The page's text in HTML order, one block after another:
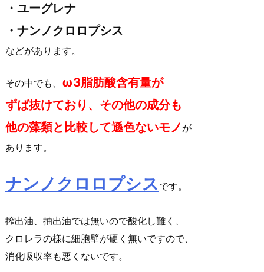
・ユーグレナ
・ナンノクロロプシス
などがあります。
その中でも、 ω3脂肪酸含有量が
ずば抜けており、その他の成分も
他の藻類と比較して遜色ないモノ が
あります。
ナンノクロロプシス です。
搾出油、抽出油では無いので酸化し難く、
クロレラの様に細胞壁が硬く無いですので、
消化吸収率も悪くないです。